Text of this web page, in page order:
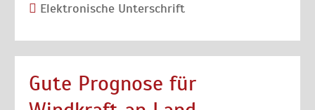
Elektronische Unterschrift
Gute Prognose für